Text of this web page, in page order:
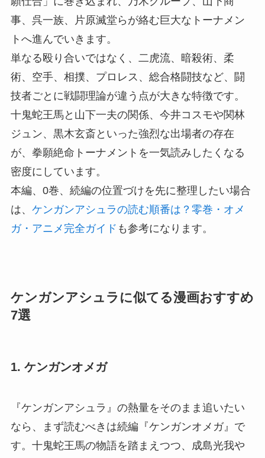
事、呉一族、片原滅堂らが絡む巨大なトーナメン
トへ進んでいきます。
単なる殴り合いではなく、二虎流、暗殺術、柔
術、空手、相撲、プロレス、総合格闘技など、闘
技者ごとに戦闘理論が違う点が大きな特徴です。
十鬼蛇王馬と山下一夫の関係、今井コスモや関林
ジュン、黒木玄斎といった強烈な出場者の存在
が、拳願絶命トーナメントを一気読みしたくなる
密度にしています。
本編、0巻、続編の位置づけを先に整理したい場合
は、 ケンガンアシュラの読む順番は？零巻・オメ
ガ・アニメ完全ガイド も参考になります。
ケンガンアシュラに似てる漫画おすすめ
7選
1. ケンガンオメガ
『ケンガンアシュラ』の熱量をそのまま追いたい
なら、まず読むべきは続編『ケンガンオメガ』で
す。十鬼蛇王馬の物語を踏まえつつ、成島光我や